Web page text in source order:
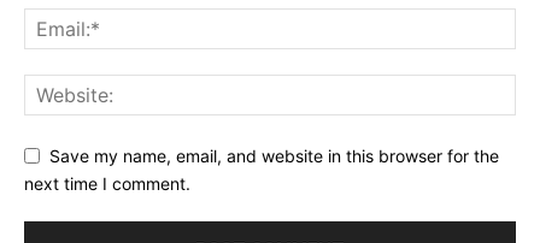
Save my name, email, and website in this browser for the
next time I comment.